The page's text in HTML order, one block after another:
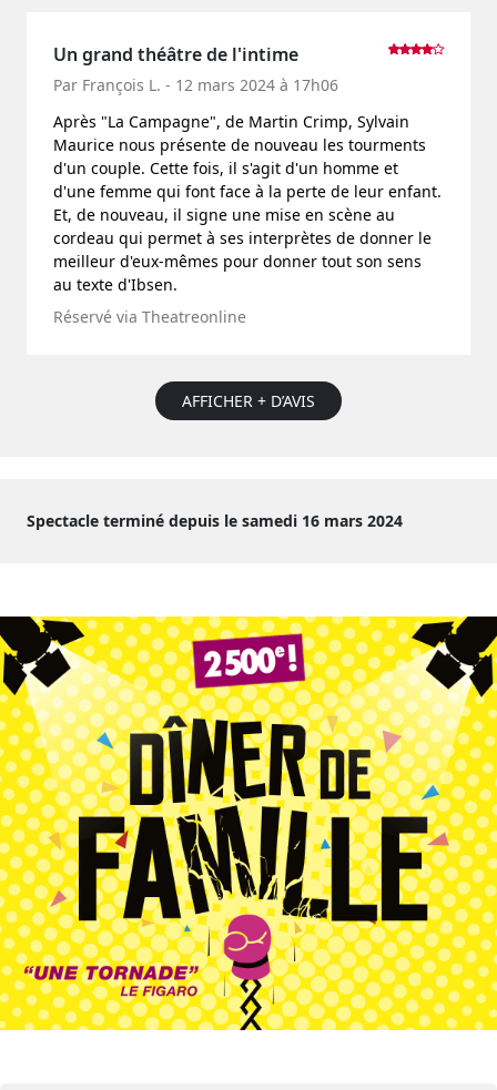
Un grand théâtre de l'intime
Par François L. - 12 mars 2024 à 17h06
Après "La Campagne", de Martin Crimp, Sylvain
Maurice nous présente de nouveau les tourments
d'un couple. Cette fois, il s'agit d'un homme et
d'une femme qui font face à la perte de leur enfant.
Et, de nouveau, il signe une mise en scène au
cordeau qui permet à ses interprètes de donner le
meilleur d'eux-mêmes pour donner tout son sens
au texte d'Ibsen.
Réservé via Theatreonline
AFFICHER + D’AVIS
Spectacle terminé depuis le samedi 16 mars 2024